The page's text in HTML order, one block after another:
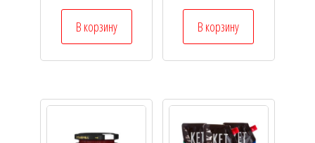
В корзину В корзину